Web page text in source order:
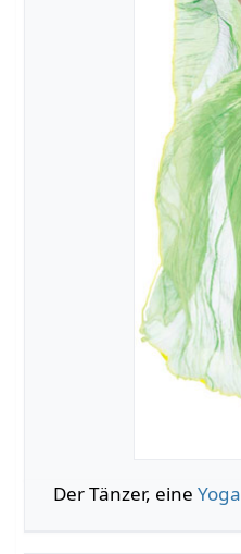
Der Tänzer, eine Yoga